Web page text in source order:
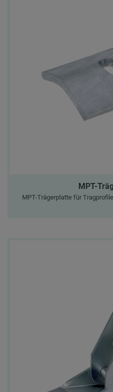
MPT-
MPT-Trägerplatte für